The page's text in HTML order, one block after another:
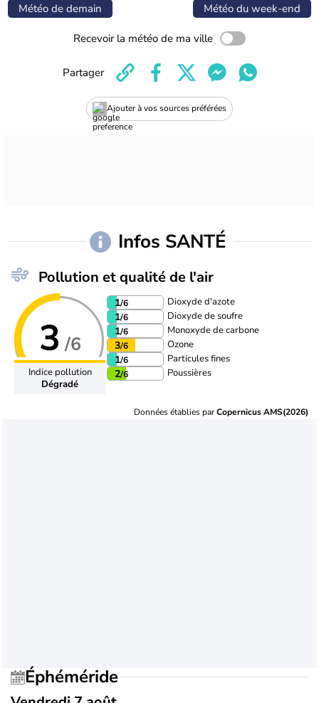
Météo de demain Météo du week-end
Recevoir la météo de ma ville
Ajouter à vos sources préférées
Partager
Infos SANTÉ
Pollution et qualité de l'air
3 /6
Indice pollution
Dégradé
1/6 Dioxyde d'azote
1/6 Dioxyde de soufre
1/6 Monoxyde de carbone
3/6 Ozone
1/6 Particules fines
2/6 Poussières
Données établies parCopernicus AMS(2026)
Éphéméride